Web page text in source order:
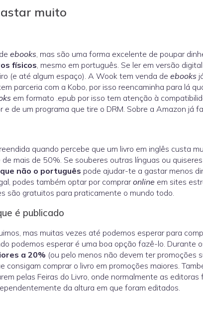
muito
ebooks, mas são uma forma excelente de poupar
físicos, mesmo em português. Se ler em versão
(e até algum espaço). A Wook tem venda de ebooks
parceria com a Kobo, por isso reencaminha para lá
em formato .epub por isso tem atenção à
de um programa que tire o DRM. Sobre a Amazon já
quando percebe que um livro em inglês custa
mais de 50%. Se souberes outras línguas ou
não o português pode ajudar-te a gastar menos
podes também optar por compraronline em sites
são gratuitos para praticamente o mundo todo.
é publicado
mas muitas vezes até podemos esperar para
podemos esperar é uma boa opção fazê-lo. Durante
a 20% (ou pelo menos não devem ter promoções
consigam comprar o livro em promoções maiores.
pelas Feiras do Livro, onde normalmente as editoras
da altura em que foram editados.